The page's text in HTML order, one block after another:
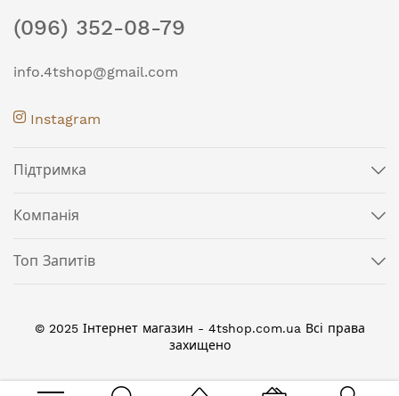
(096) 352-08-79
info.4tshop@gmail.com
Instagram
Підтримка
Компанія
Топ Запитів
© 2025 Інтернет магазин - 4tshop.com.ua Всі права
захищено